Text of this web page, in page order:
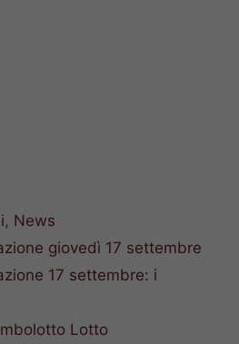
, News
giovedì 17 settembre
17 settembre: i
Lotto